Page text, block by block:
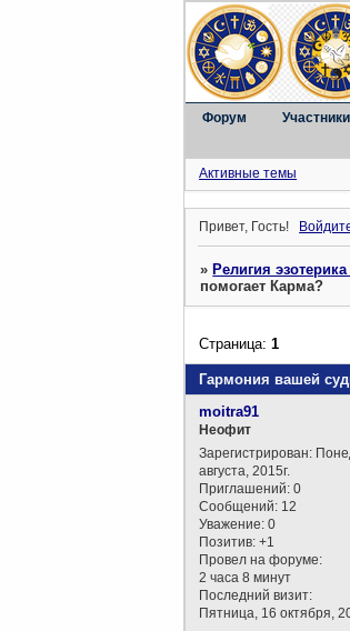
Форум Участники
Активные темы
Привет, Гость!
»Религия
помогает Карма?
Гармония вашей
Страница:1
moitra91
Неофит
Зарегистрирован:
августа, 2015г.
Приглашений: 0
Сообщений: 12
Уважение: 0
Позитив: +1
Провел на форуме:
2 часа 8 минут
Последний визит:
Пятница, 16 октября,